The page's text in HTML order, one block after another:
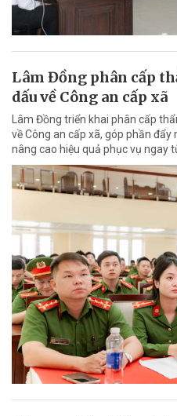
Lâm Đồng phân cấp
dấu về Công an cấp xã
Lâm Đồng triển khai phân cấp
về Công an cấp xã, góp phần
nâng cao hiệu quả phục vụ ngay